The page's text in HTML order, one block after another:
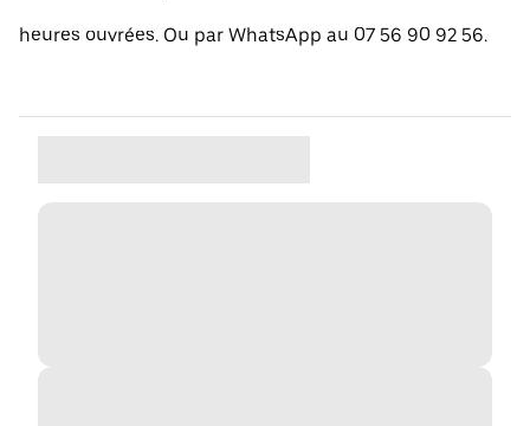
heures ouvrées. Ou par WhatsApp au 07 56 90 92 56.